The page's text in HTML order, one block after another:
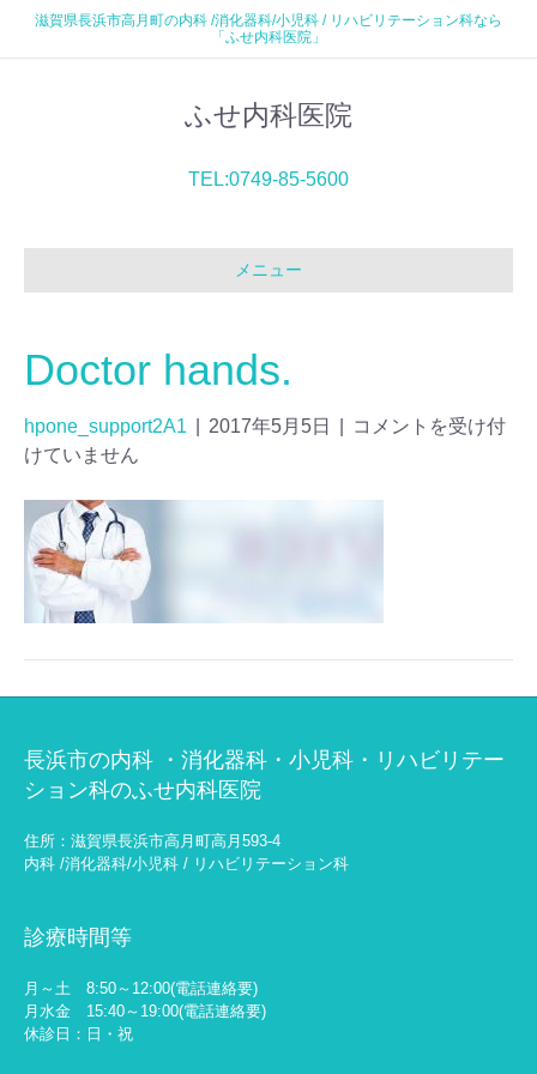
滋賀県長浜市高月町の内科 /消化器科/小児科 / リハビリテーション科なら
「ふせ内科医院」
ふせ内科医院
TEL:0749-85-5600
メニュー
Doctor hands.
hpone_support2A1 2017年5月5日
コメントを受け付
けていません
長浜市の内科 ・消化器科・小児科・リハビリテー
ション科のふせ内科医院
住所：滋賀県長浜市高月町高月593-4
内科 /消化器科/小児科 / リハビリテーション科
診療時間等
月～土 8:50～12:00(電話連絡要)
月水金 15:40～19:00(電話連絡要)
休診日：日・祝